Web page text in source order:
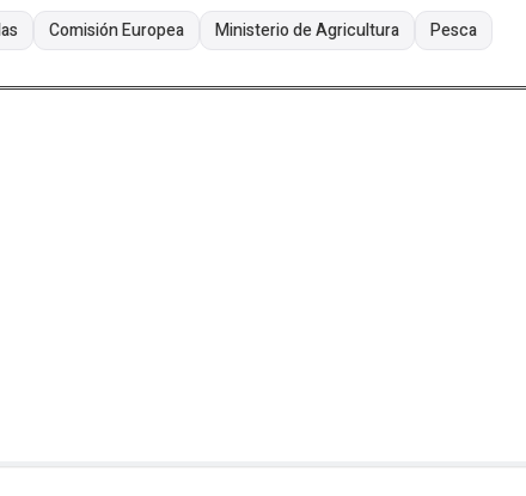
Comisión Europea Ministerio de Agricultura Pesca